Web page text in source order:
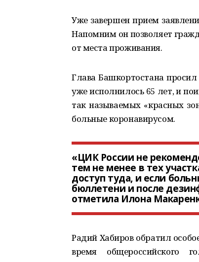
Уже завершен прием
Напомним он позволяет
от места проживания.
Глава Башкортостана
уже исполнилось 65 лет, и
так называемых «красных
больные коронавирусом.
«ЦИК России не
тем не менее в тех
доступ туда, и если
бюллетени и после
отметила Илона
Радий Хабиров обратил
время общероссийского